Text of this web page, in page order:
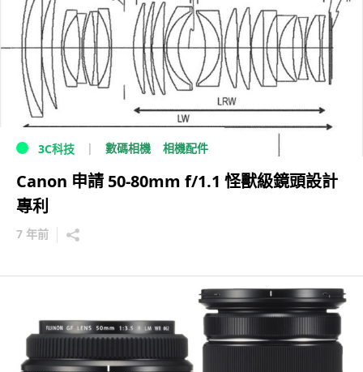
3C科技 數碼相機 相機配件
Canon 申請 50-80mm f/1.1 怪獸級鏡頭設計
專利
7 年前